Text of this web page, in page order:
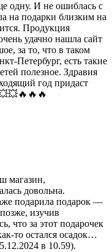
одну. И не ошиблась с
на подарки близким на
Продукция
удачно нашла сайт
за то, что в таком
Петербург, есть такие
полезное. Здравия
год придаст
магазин,
довольна.
подарила подарок —
изучив
что за этот подарочек
то остался осадок…
в 10.59).